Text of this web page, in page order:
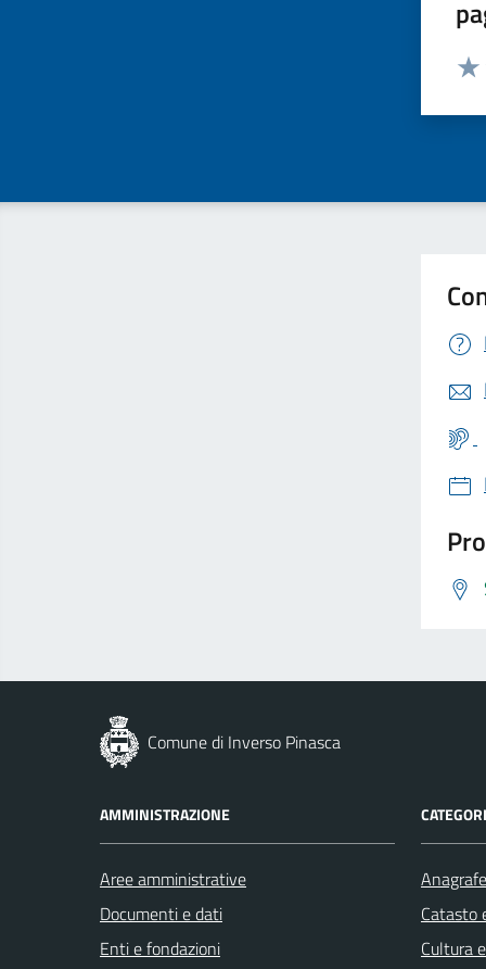
Comune di Inverso Pinasca
AMMINISTRAZIONE
Aree amministrative
Documenti e dati
Enti e fondazioni
Catasto
Cultura